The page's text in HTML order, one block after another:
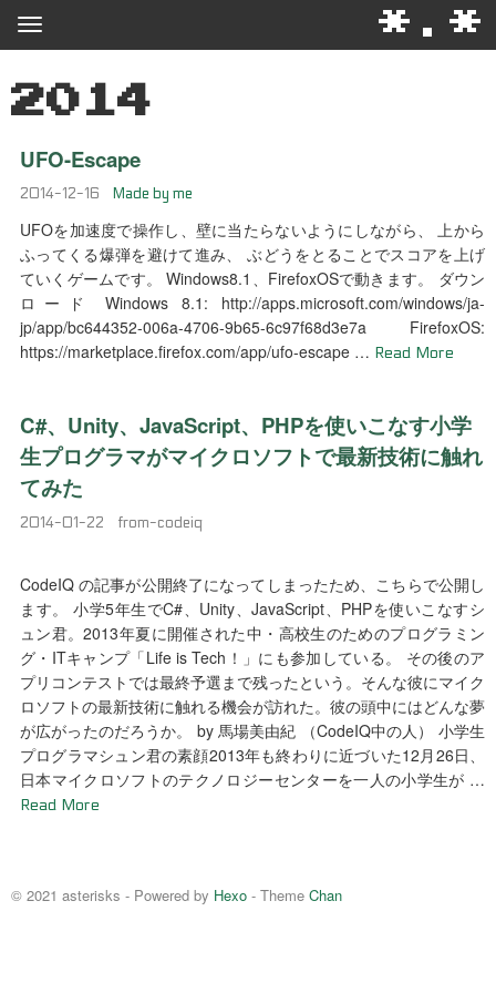
*.*
2014
UFO-Escape
2014-12-16 Made by me
UFOを加速度で操作し、壁に当たらないようにしながら、 上から
ふってくる爆弾を避けて進み、 ぶどうをとることでスコアを上げ
ていくゲームです。 Windows8.1、FirefoxOSで動きます。 ダウン
ロード Windows 8.1: http://apps.microsoft.com/windows/ja-
jp/app/bc644352-006a-4706-9b65-6c97f68d3e7a FirefoxOS:
https://marketplace.firefox.com/app/ufo-escape … Read More
C#、Unity、JavaScript、PHPを使いこなす小学
生プログラマがマイクロソフトで最新技術に触れ
てみた
2014-01-22 from-codeiq
CodeIQ の記事が公開終了になってしまったため、こちらで公開し
ます。 小学5年生でC#、Unity、JavaScript、PHPを使いこなすシ
ュン君。2013年夏に開催された中・高校生のためのプログラミン
グ・ITキャンプ「Life is Tech！」にも参加している。 その後のア
プリコンテストでは最終予選まで残ったという。そんな彼にマイク
ロソフトの最新技術に触れる機会が訪れた。彼の頭中にはどんな夢
が広がったのだろうか。 by 馬場美由紀 （CodeIQ中の人） 小学生
プログラマシュン君の素顔2013年も終わりに近づいた12月26日、
日本マイクロソフトのテクノロジーセンターを一人の小学生が …
Read More
© 2021 asterisks - Powered by Hexo - Theme Chan